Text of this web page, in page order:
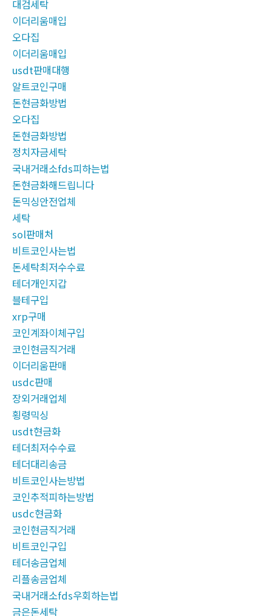
대검세탁
이더리움매입
오다집
이더리움매입
usdt판매대행
알트코인구매
돈현금화방법
오다집
돈현금화방법
정치자금세탁
국내거래소fds피하는법
돈현금화해드립니다
돈믹싱안전업체
세탁
sol판매처
비트코인사는법
돈세탁최저수수료
테더개인지갑
블테구입
xrp구매
코인계좌이체구입
코인현금직거래
이더리움판매
usdc판매
장외거래업체
횡령믹싱
usdt현금화
테더최저수수료
테더대리송금
비트코인사는방법
코인추적피하는방법
usdc현금화
코인현금직거래
비트코인구입
테더송금업체
리플송금업체
국내거래소fds우회하는법
금은돈세탁